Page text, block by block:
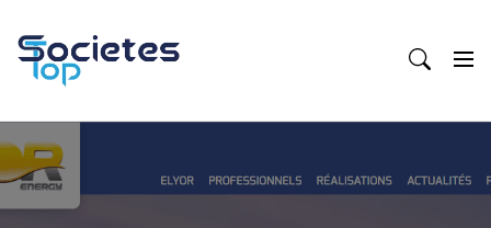
content